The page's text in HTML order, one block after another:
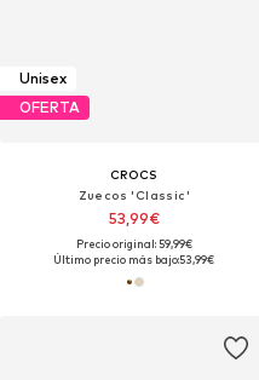
Unisex
OFERTA
CROCS
Zuecos 'Classic'
53,99€
Precio original: 59,99€
Último precio más bajo:53,99€